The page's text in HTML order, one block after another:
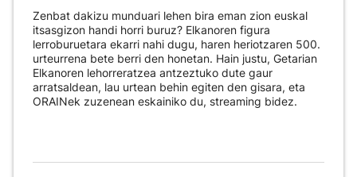
Zenbat dakizu munduari lehen bira eman zion euskal
itsasgizon handi horri buruz? Elkanoren figura
lerroburuetara ekarri nahi dugu, haren heriotzaren 500.
urteurrena bete berri den honetan. Hain justu, Getarian
Elkanoren lehorreratzea antzeztuko dute gaur
arratsaldean, lau urtean behin egiten den gisara, eta
ORAINek zuzenean eskainiko du, streaming bidez.